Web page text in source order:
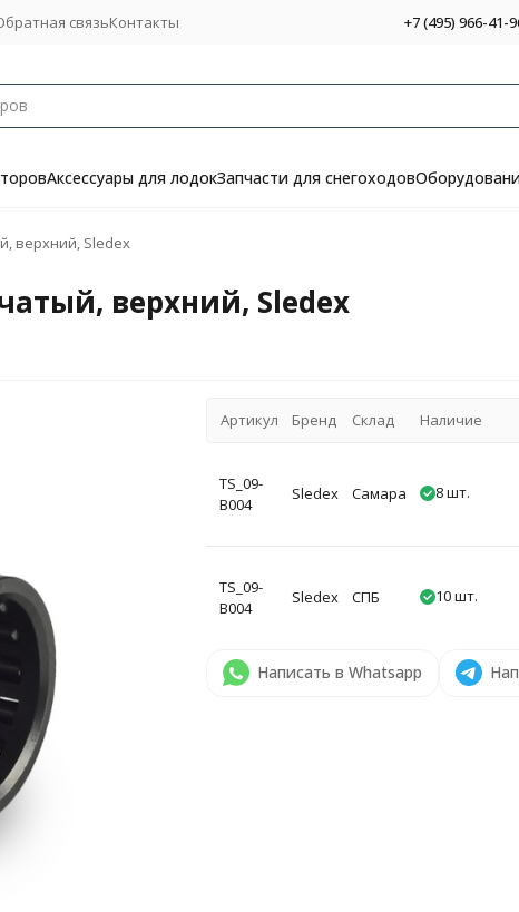
связьКонтакты +7 (495) 966-41-
Аксессуары для лодокЗапчасти для снегоходов
верхний, Sledex
верхний, Sledex
Артикул Бренд Склад Наличие
TS_09-
B004
Sledex Самара 8 шт.
TS_09-
B004
Sledex СПБ 10 шт.
Написать в Whatsapp